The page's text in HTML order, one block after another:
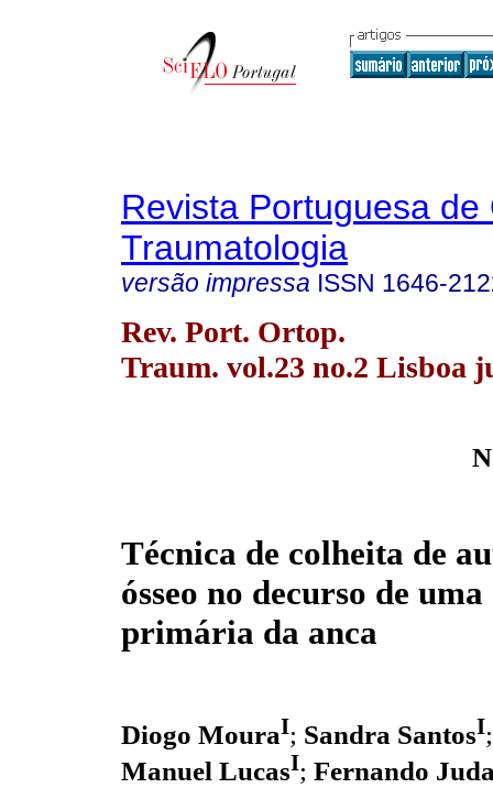
Revista Portuguesa de
Traumatologia
versão impressa ISSN 1646-
Rev. Port. Ortop.
Traum. vol.23 no.2 Lisboa
Técnica de colheita de
ósseo no decurso de
primária da anca
Diogo MouraI; Sandra SantosI
Manuel LucasI; Fernando